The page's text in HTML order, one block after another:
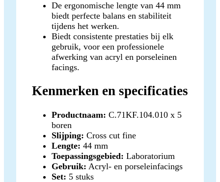
De ergonomische lengte van 44 mm
biedt perfecte balans en stabiliteit
tijdens het werken.
Biedt consistente prestaties bij elk
gebruik, voor een professionele
afwerking van acryl en porseleinen
facings.
Kenmerken en specificaties
Productnaam: C.71KF.104.010 x 5
boren
Slijping: Cross cut fine
Lengte: 44 mm
Toepassingsgebied: Laboratorium
Gebruik: Acryl- en porseleinfacings
Set: 5 stuks